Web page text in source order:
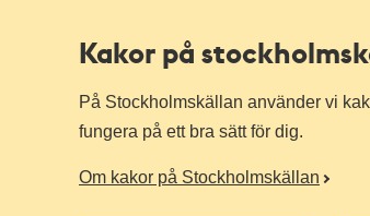
Kakor på
På Stockholmskällan använder vi
fungera på ett bra sätt för dig.
Om kakor på Stockholmskällan